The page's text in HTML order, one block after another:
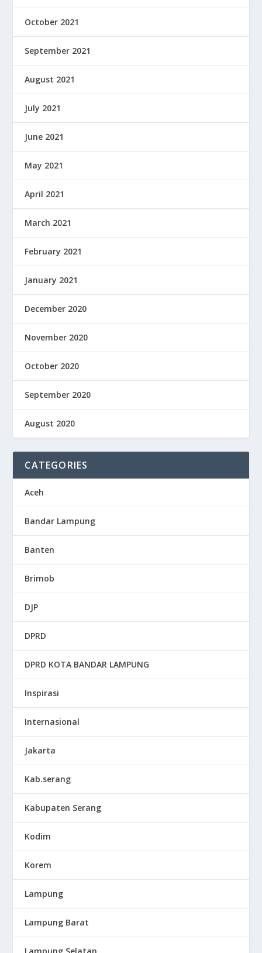
October 2021
September 2021
August 2021
July 2021
June 2021
May 2021
April 2021
March 2021
February 2021
January 2021
December 2020
November 2020
October 2020
September 2020
August 2020
CATEGORIES
Aceh
Bandar Lampung
Banten
Brimob
DJP
DPRD
DPRD KOTA BANDAR LAMPUNG
Inspirasi
Internasional
Jakarta
Kab.serang
Kabupaten Serang
Kodim
Korem
Lampung
Lampung Barat